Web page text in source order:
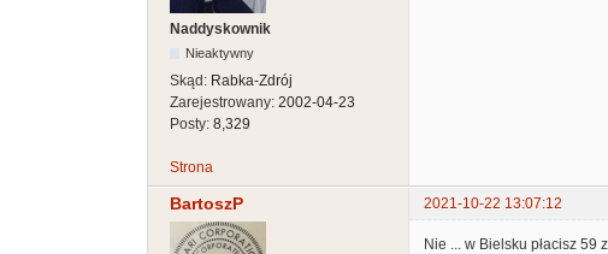
Naddyskownik
Nieaktywny
Skąd: Rabka-Zdrój
Zarejestrowany: 2002-04-23
Posty: 8,329
Strona
BartoszP 2021-10-22 13:07:12
Nie ... w Bielsku płacisz 59